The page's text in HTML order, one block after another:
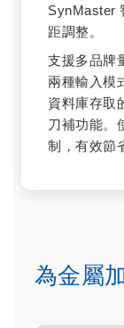
SynMaster
距調整。
支援多品牌
兩種輸入模
資料庫存取
刀補功能。
制，有效節
為金屬